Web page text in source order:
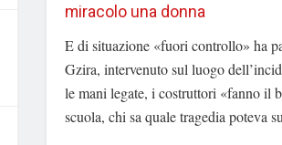
miracolo una donna
E di situazione «fuori controllo» ha
Gzira, intervenuto sul luogo
le mani legate, i costruttori «fanno il
scuola, chi sa quale tragedia poteva